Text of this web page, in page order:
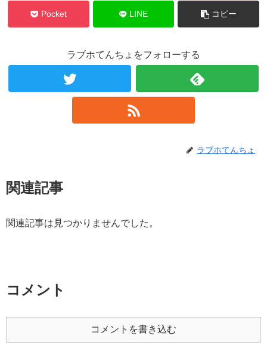
Pocket LINE コピー
ラブホてんちょをフォローする
ラブホてんちょ
関連記事
関連記事は見つかりませんでした。
コメント
コメントを書き込む